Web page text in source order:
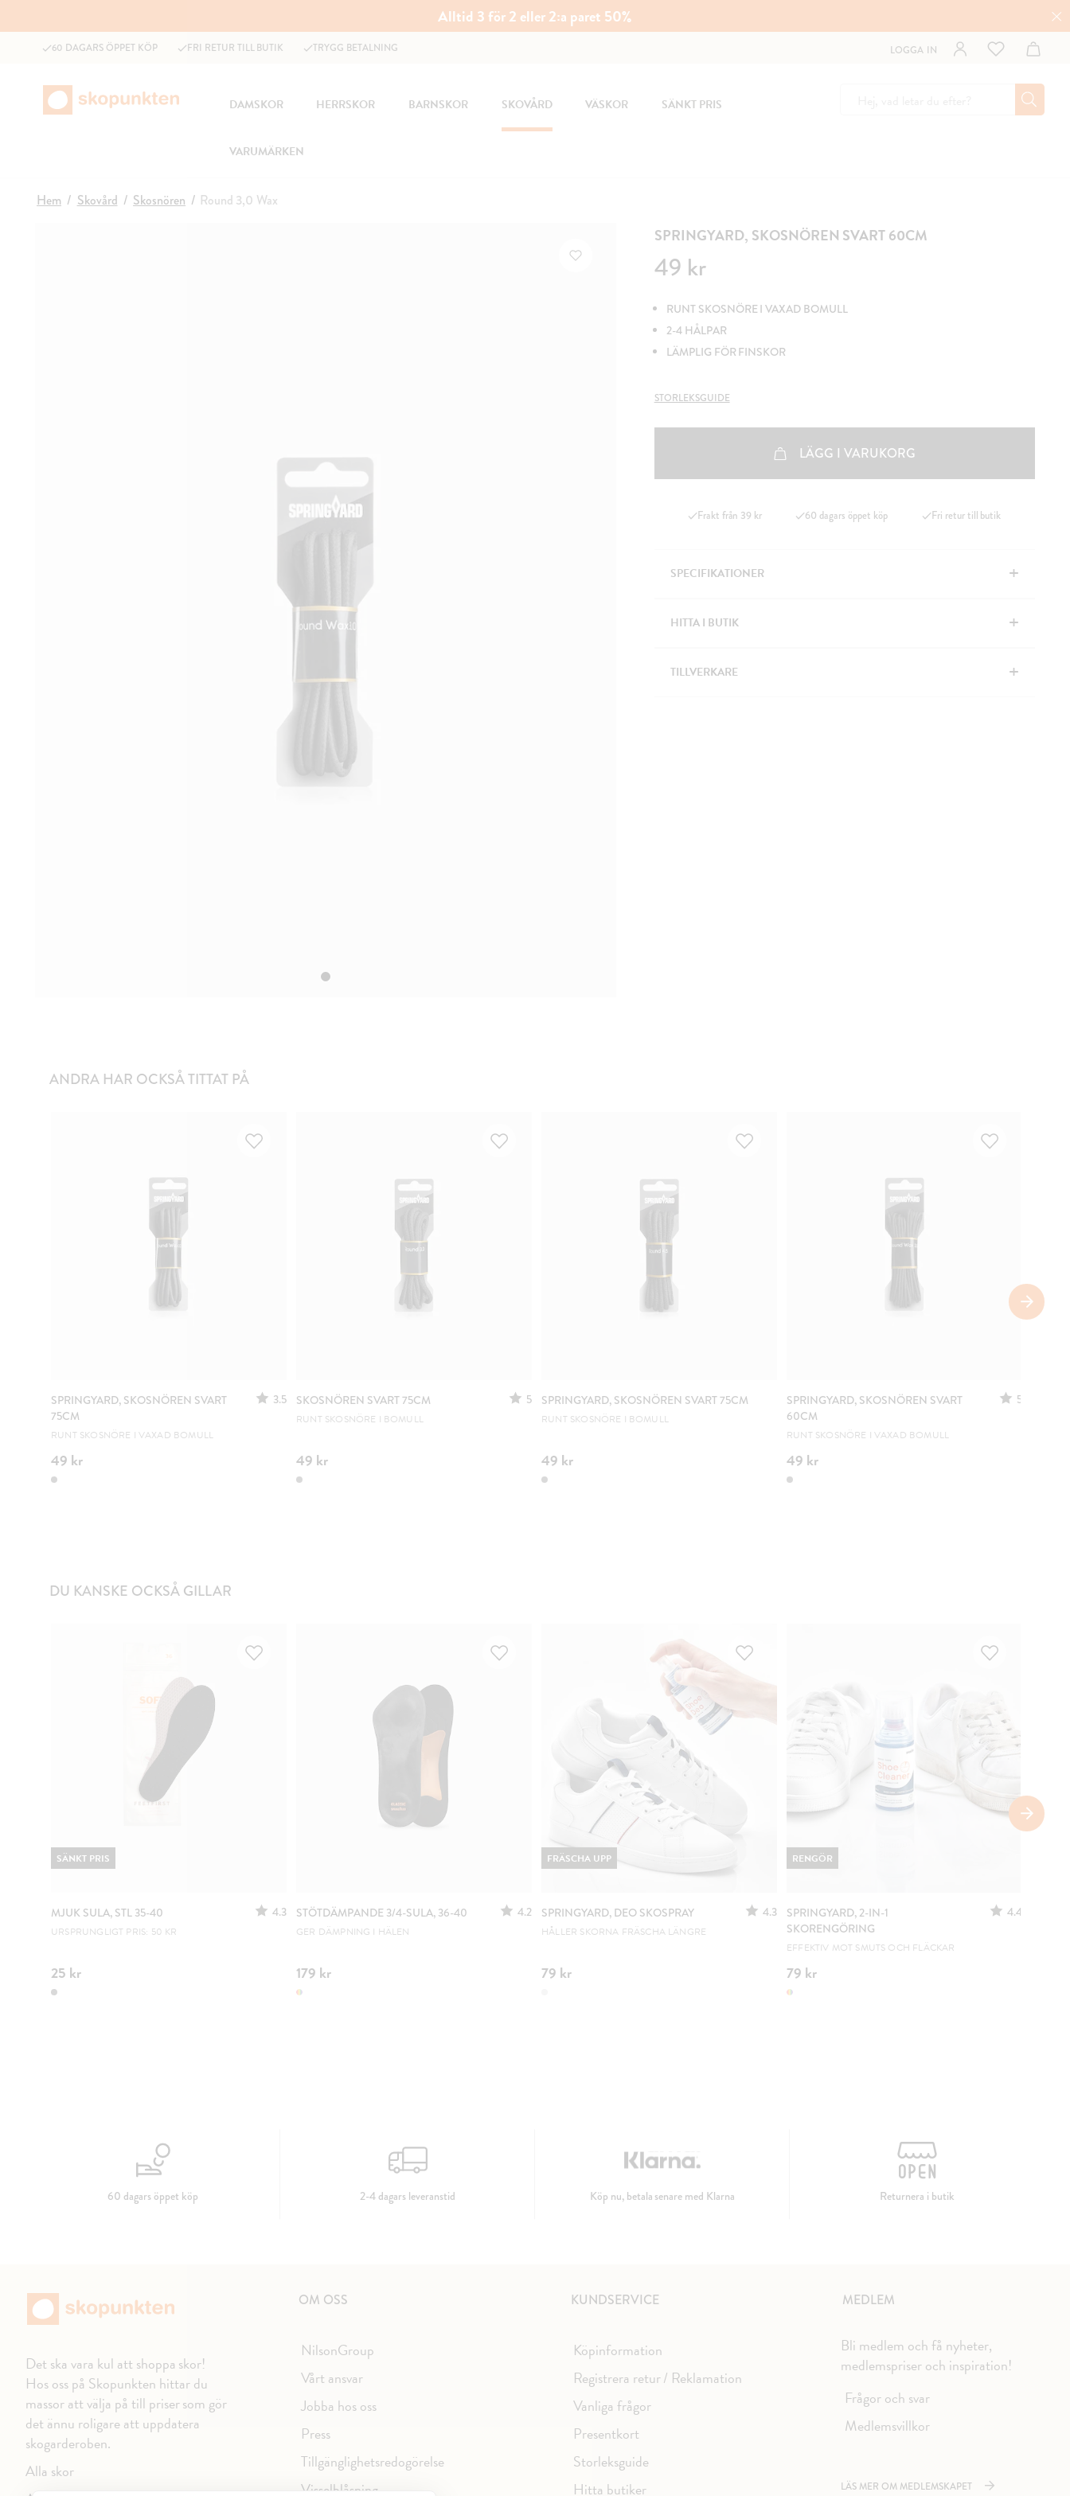
Alltid 3 för 2 eller 2:a paret 50%
60 DAGARS ÖPPET KÖP FRI RETUR TILL BUTIK TRYGG BETALNING LOGGA IN
DAMSKOR HERRSKOR BARNSKOR SKOVÅRD VÄSKOR SÄNKT PRIS
VARUMÄRKEN
Hem Skovård Skosnören Round 3,0 Wax
SPRINGYARD, SKOSNÖREN SVART 60CM
Pris:49 kr
49 kr
RUNT SKOSNÖRE I VAXAD BOMULL
2-4 HÅLPAR
LÄMPLIG FÖR FINSKOR
STORLEKSGUIDE
LÄGG I VARUKORG
Frakt från 39 kr 60 dagars öppet köp Fri retur till butik
SPECIFIKATIONER +
HITTA I BUTIK +
TILLVERKARE +
ANDRA HAR OCKSÅ TITTAT PÅ
SPRINGYARD, SKOSNÖREN SVART
75CM
3.5
RUNT SKOSNÖRE I VAXAD BOMULL
49 kr
SKOSNÖREN SVART 75CM 5
RUNT SKOSNÖRE I BOMULL
49 kr
SPRINGYARD, SKOSNÖREN SVART 75CM
RUNT SKOSNÖRE I BOMULL
49 kr
SPRINGYARD, SKOSNÖREN SVART
60CM
5
RUNT SKOSNÖRE I VAXAD BOMULL
49 kr
DU KANSKE OCKSÅ GILLAR
MJUK SULA, STL 35-40 4.3
URSPRUNGLIGT PRIS: 50 KR
25 kr
SÄNKT PRIS
STÖTDÄMPANDE 3/4-SULA, 36-40 4.2
GER DÄMPNING I HÄLEN
179 kr
SPRINGYARD, DEO SKOSPRAY 4.3
HÅLLER SKORNA FRÄSCHA LÄNGRE
79 kr
FRÄSCHA UPP
SPRINGYARD, 2-IN-1
SKORENGÖRING
4.4
EFFEKTIV MOT SMUTS OCH FLÄCKAR
79 kr
RENGÖR
60 dagars öppet köp 2-4 dagars leveranstid Köp nu, betala senare med Klarna Returnera i butik
Det ska vara kul att shoppa skor!
Hos oss på Skopunkten hittar du
massor att välja på till priser som gör
det ännu roligare att uppdatera
skogarderoben.
Alla skor
OM OSS
NilsonGroup
Vårt ansvar
Jobba hos oss
Press
Tillgänglighetsredogörelse
Visselblåsning
KUNDSERVICE
Köpinformation
Registrera retur / Reklamation
Vanliga frågor
Presentkort
Storleksguide
Hitta butiker
MEDLEM
Bli medlem och få nyheter,
medlemspriser och inspiration!
Frågor och svar
Medlemsvillkor
LÄS MER OM MEDLEMSKAPET